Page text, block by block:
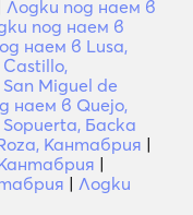
Лодки под наем в
под наем в
наем в Lusa,
Miguel de
наем в Quejo,
Баска
Кантабрия |
|
| Лодки